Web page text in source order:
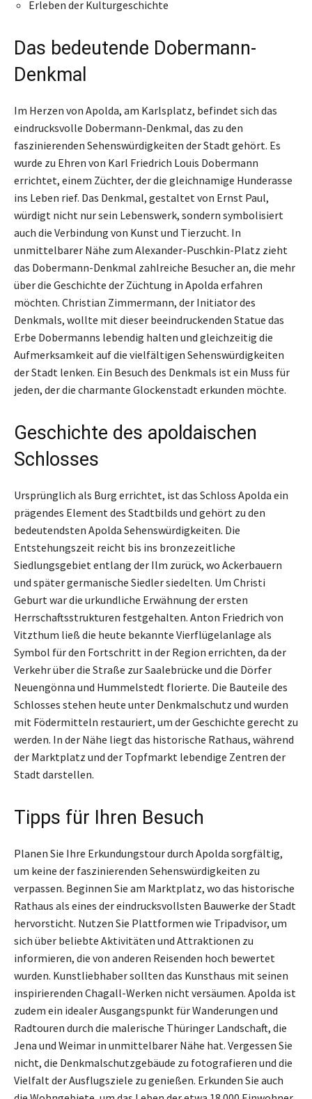
Erleben der Kulturgeschichte
Das bedeutende Dobermann-
Denkmal
Im Herzen von Apolda, am Karlsplatz, befindet sich das
eindrucksvolle Dobermann-Denkmal, das zu den
faszinierenden Sehenswürdigkeiten der Stadt gehört. Es
wurde zu Ehren von Karl Friedrich Louis Dobermann
errichtet, einem Züchter, der die gleichnamige Hunderasse
ins Leben rief. Das Denkmal, gestaltet von Ernst Paul,
würdigt nicht nur sein Lebenswerk, sondern symbolisiert
auch die Verbindung von Kunst und Tierzucht. In
unmittelbarer Nähe zum Alexander-Puschkin-Platz zieht
das Dobermann-Denkmal zahlreiche Besucher an, die mehr
über die Geschichte der Züchtung in Apolda erfahren
möchten. Christian Zimmermann, der Initiator des
Denkmals, wollte mit dieser beeindruckenden Statue das
Erbe Dobermanns lebendig halten und gleichzeitig die
Aufmerksamkeit auf die vielfältigen Sehenswürdigkeiten
der Stadt lenken. Ein Besuch des Denkmals ist ein Muss für
jeden, der die charmante Glockenstadt erkunden möchte.
Geschichte des apoldaischen
Schlosses
Ursprünglich als Burg errichtet, ist das Schloss Apolda ein
prägendes Element des Stadtbilds und gehört zu den
bedeutendsten Apolda Sehenswürdigkeiten. Die
Entstehungszeit reicht bis ins bronzezeitliche
Siedlungsgebiet entlang der Ilm zurück, wo Ackerbauern
und später germanische Siedler siedelten. Um Christi
Geburt war die urkundliche Erwähnung der ersten
Herrschaftsstrukturen festgehalten. Anton Friedrich von
Vitzthum ließ die heute bekannte Vierflügelanlage als
Symbol für den Fortschritt in der Region errichten, da der
Verkehr über die Straße zur Saalebrücke und die Dörfer
Neuengönna und Hummelstedt florierte. Die Bauteile des
Schlosses stehen heute unter Denkmalschutz und wurden
mit Födermitteln restauriert, um der Geschichte gerecht zu
werden. In der Nähe liegt das historische Rathaus, während
der Marktplatz und der Topfmarkt lebendige Zentren der
Stadt darstellen.
Tipps für Ihren Besuch
Planen Sie Ihre Erkundungstour durch Apolda sorgfältig,
um keine der faszinierenden Sehenswürdigkeiten zu
verpassen. Beginnen Sie am Marktplatz, wo das historische
Rathaus als eines der eindrucksvollsten Bauwerke der Stadt
hervorsticht. Nutzen Sie Plattformen wie Tripadvisor, um
sich über beliebte Aktivitäten und Attraktionen zu
informieren, die von anderen Reisenden hoch bewertet
wurden. Kunstliebhaber sollten das Kunsthaus mit seinen
inspirierenden Chagall-Werken nicht versäumen. Apolda ist
zudem ein idealer Ausgangspunkt für Wanderungen und
Radtouren durch die malerische Thüringer Landschaft, die
Jena und Weimar in unmittelbarer Nähe hat. Vergessen Sie
nicht, die Denkmalschutzgebäude zu fotografieren und die
Vielfalt der Ausflugsziele zu genießen. Erkunden Sie auch